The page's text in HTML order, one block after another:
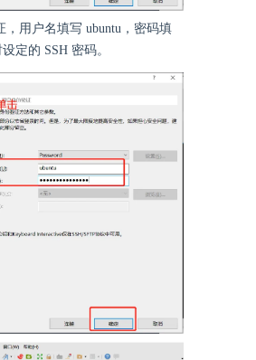
，用户名填写 ubuntu，密码填
定的 SSH 密码。